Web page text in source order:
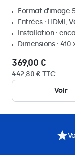
Format d'image
Entrées : HDMI,
Installation :
Dimensions : 410
369,00 €
442,80 € TTC
Voir